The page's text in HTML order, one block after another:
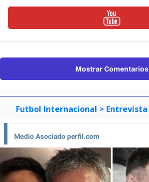
Mostrar Comentarios
Futbol Internacional > Entrevista